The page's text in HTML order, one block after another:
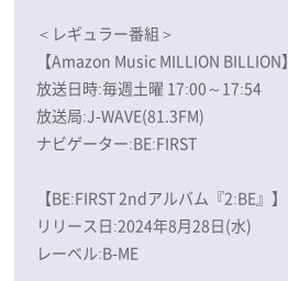
＜レギュラー番組＞
【Amazon Music MILLION BILLION】
放送日時:毎週土曜 17:00～17:54
放送局:J-WAVE(81.3FM)
ナビゲーター:BE:FIRST
【BE:FIRST 2ndアルバム『2:BE』】
リリース日:2024年8月28日(水)
レーベル:B-ME